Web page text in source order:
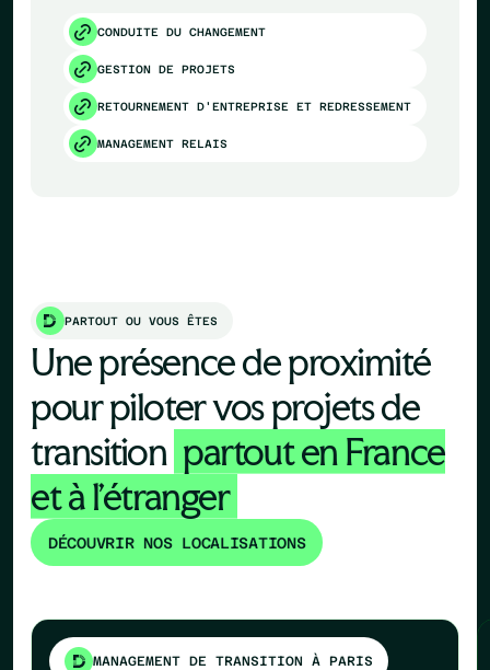
CONDUITE DU CHANGEMENT
GESTION DE PROJETS
RETOURNEMENT D'ENTREPRISE ET REDRESSEMENT
MANAGEMENT RELAIS
PARTOUT OU VOUS ÊTES
Une présence de proximité
pour piloter vos projets de
transition partout en France
et à l'étranger
DÉCOUVRIR NOS LOCALISATIONS
MANAGEMENT DE TRANSITION À PARIS